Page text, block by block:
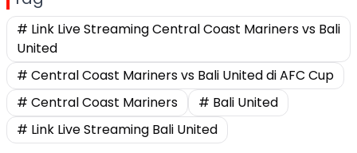
# Link Live Streaming Central Coast Mariners vs Bali
United
# Central Coast Mariners vs Bali United di AFC Cup
# Central Coast Mariners
# Bali United
# Link Live Streaming Bali United